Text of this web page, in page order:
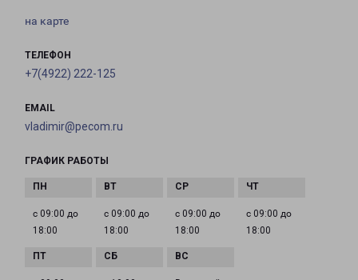
на карте
ТЕЛЕФОН
+7(4922) 222-125
EMAIL
vladimir@pecom.ru
ГРАФИК РАБОТЫ
с 09:00 до
18:00
с 09:00 до
18:00
с 09:00 до
18:00
с 09:00 до
18:00